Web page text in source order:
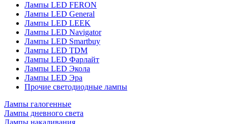
Лампы LED FERON
Лампы LED General
Лампы LED LEEK
Лампы LED Navigator
Лампы LED Smartbuy
Лампы LED TDM
Лампы LED Фарлайт
Лампы LED Экола
Лампы LED Эра
Прочие светодиодные лампы
Лампы галогенные
Лампы дневного света
Лампы накаливания